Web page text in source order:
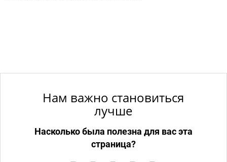
Нам важно становиться
лучше
Насколько была полезна для вас эта
страница?